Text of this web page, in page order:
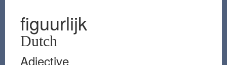
figuurlijk
Dutch
Adjective